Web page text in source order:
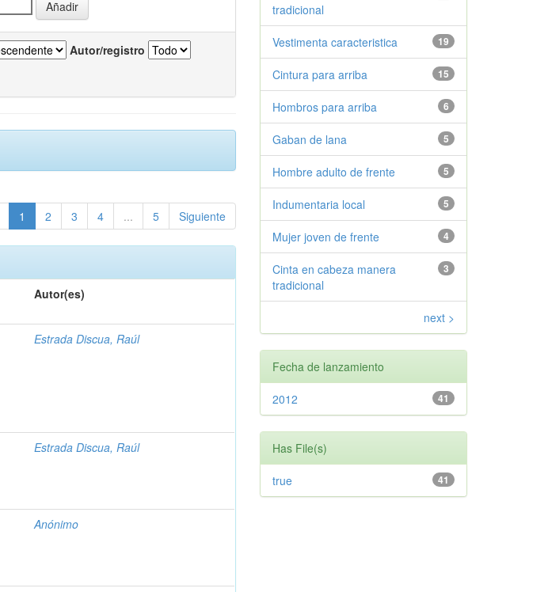
Autor/registro
1 2 3 4 ... 5 Siguiente
Autor(es)
Estrada Discua, Raúl
Estrada Discua, Raúl
Anónimo
tradicional
19
Vestimenta caracteristica
15
Cintura para arriba
6
Hombros para arriba
5
Gaban de lana
5
Hombre adulto de frente
5
Indumentaria local
4
Mujer joven de frente
3
Cinta en cabeza manera
tradicional
next >
Fecha de lanzamiento
41
2012
Has File(s)
41
true